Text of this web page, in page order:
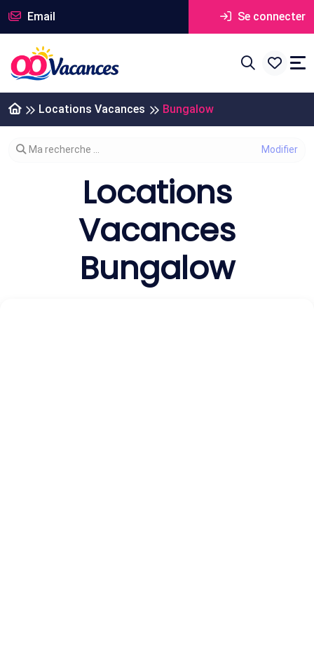
Email Se connecter
Locations Vacances Bungalow
Modifier votre recherche
Ma recherche ...
Locations
Vacances
Bungalow